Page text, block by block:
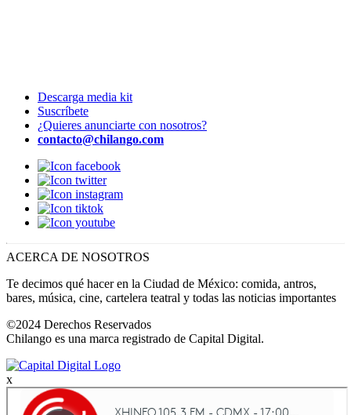
Descarga media kit
Suscríbete
¿Quieres anunciarte con nosotros?
contacto@chilango.com
ACERCA DE NOSOTROS
Te decimos qué hacer en la Ciudad de México: comida, antros,
bares, música, cine, cartelera teatral y todas las noticias importantes
©2024 Derechos Reservados
Chilango es una marca registrado de Capital Digital.
x